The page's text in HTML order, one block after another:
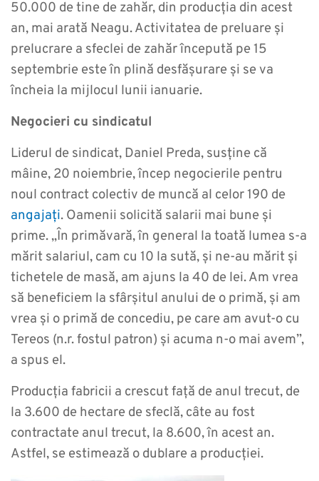
50.000 de tine de zahăr, din producția din acest
an, mai arată Neagu. Activitatea de preluare și
prelucrare a sfeclei de zahăr începută pe 15
septembrie este în plină desfășurare și se va
încheia la mijlocul lunii ianuarie.
Negocieri cu sindicatul
Liderul de sindicat, Daniel Preda, susține că
mâine, 20 noiembrie, încep negocierile pentru
noul contract colectiv de muncă al celor 190 de
angajați. Oamenii solicită salarii mai bune și
prime. „În primăvară, în general la toată lumea s-a
mărit salariul, cam cu 10 la sută, și ne-au mărit și
tichetele de masă, am ajuns la 40 de lei. Am vrea
să beneficiem la sfârșitul anului de o primă, și am
vrea și o primă de concediu, pe care am avut-o cu
Tereos (n.r. fostul patron) și acuma n-o mai avem”,
a spus el.
Producția fabricii a crescut față de anul trecut, de
la 3.600 de hectare de sfeclă, câte au fost
contractate anul trecut, la 8.600, în acest an.
Astfel, se estimează o dublare a producției.